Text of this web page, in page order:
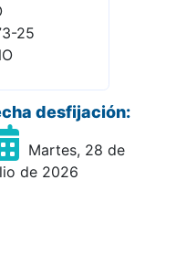
25
desfijación:
Martes, 28 de
de 2026